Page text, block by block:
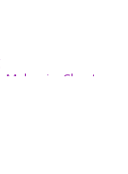
Chapter